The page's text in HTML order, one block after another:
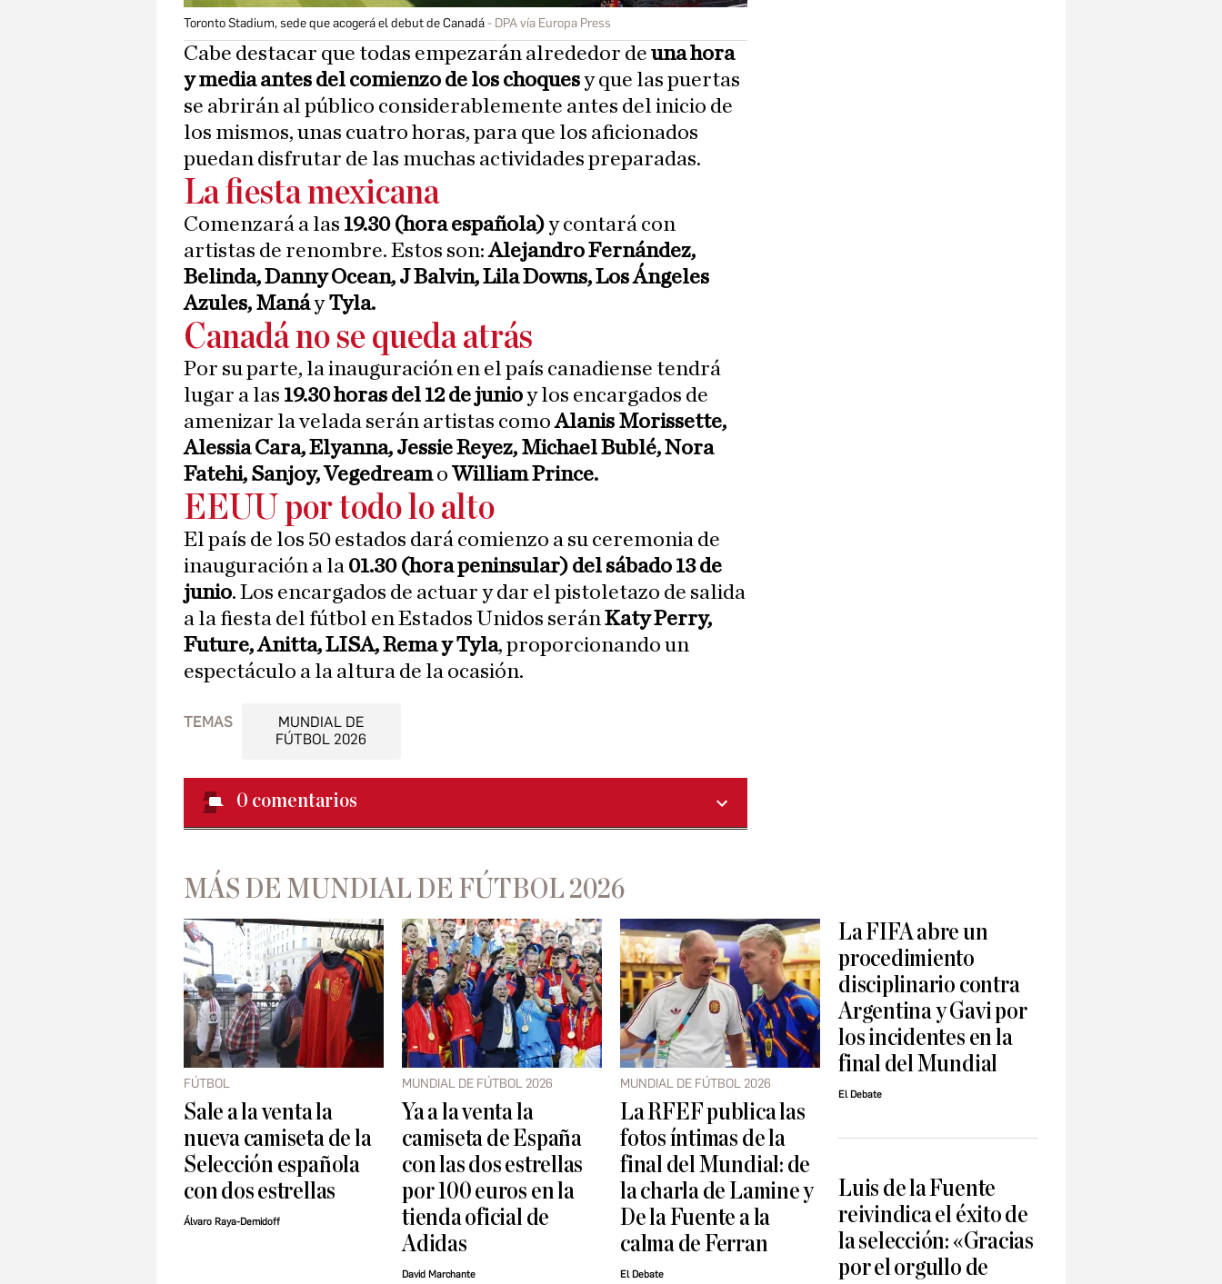
Toronto Stadium, sede que acogerá el debut de Canadá DPA vía Europa Press
Cabe destacar que todas empezarán alrededor de una hora
y media antes del comienzo de los choquesy que las puertas
se abrirán al público considerablemente antes del inicio de
los mismos, unas cuatro horas, para que los aficionados
puedan disfrutar de las muchas actividades preparadas.
La fiesta mexicana
Comenzará a las 19.30 (hora española)y contará con
artistas de renombre. Estos son:Alejandro Fernández,
Belinda, Danny Ocean, J Balvin, Lila Downs, Los Ángeles
Azules, ManáyTyla.
Canadá no se queda atrás
Por su parte, la inauguración en el país canadiense tendrá
lugar a las 19.30 horas del 12 de junioy los encargados de
amenizar la velada serán artistas comoAlanis Morissette,
Alessia Cara, Elyanna, Jessie Reyez, Michael Bublé, Nora
Fatehi, Sanjoy, Vegedreamo William Prince.
EEUU por todo lo alto
El país de los 50 estados dará comienzo a su ceremonia de
inauguración a la 01.30 (hora peninsular) del sábado 13 de
junio. Los encargados de actuar y dar el pistoletazo de salida
a la fiesta del fútbol en Estados Unidos seránKaty Perry,
Future, Anitta, LISA, Rema y Tyla, proporcionando un
espectáculo a la altura de la ocasión.
TEMAS
MUNDIAL DE
FÚTBOL 2026
0 comentarios
MÁS DE MUNDIAL DE FÚTBOL 2026
FÚTBOL
Sale a la venta la
nueva camiseta de la
Selección española
con dos estrellas
Álvaro Raya-Demidoff
MUNDIAL DE FÚTBOL 2026
Ya a la venta la
camiseta de España
con las dos estrellas
por 100 euros en la
tienda oficial de
Adidas
David Marchante
MUNDIAL DE FÚTBOL 2026
La RFEF publica las
fotos íntimas de la
final del Mundial: de
la charla de Lamine y
De la Fuente a la
calma de Ferran
El Debate
La FIFA abre un
procedimiento
disciplinario contra
Argentina y Gavi por
los incidentes en la
final del Mundial
El Debate
Luis de la Fuente
reivindica el éxito de
la selección: «Gracias
por el orgullo de